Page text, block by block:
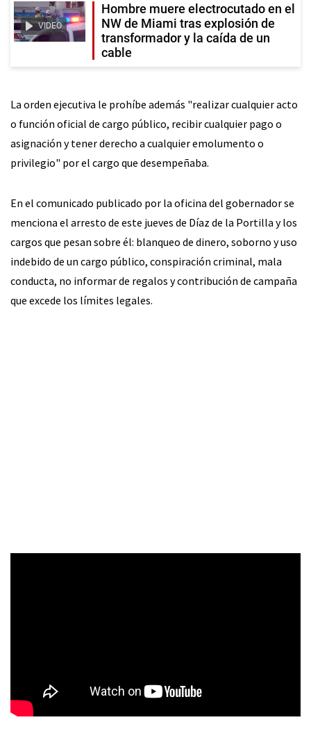
VIDEO
Hombre muere electrocutado en el
NW de Miami tras explosión de
transformador y la caída de un
cable
La orden ejecutiva le prohíbe además "realizar cualquier acto
o función oficial de cargo público, recibir cualquier pago o
asignación y tener derecho a cualquier emolumento o
privilegio" por el cargo que desempeñaba.
En el comunicado publicado por la oficina del gobernador se
menciona el arresto de este jueves de Díaz de la Portilla y los
cargos que pesan sobre él: blanqueo de dinero, soborno y uso
indebido de un cargo público, conspiración criminal, mala
conducta, no informar de regalos y contribución de campaña
que excede los límites legales.